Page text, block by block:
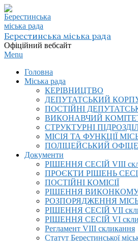
Skip
to
content
Берестинська міська рада
Офіційний вебсайт
Primary
Menu
Menu
Головна
Міська рада
КЕРІВНИЦТВО
ДЕПУТАТСЬКИЙ
ПОСТІЙНІ
ВИКОНАВЧИЙ
СТРУКТУРНІ
МІСІЯ ТА ФУНКЦІЇ
ПОЛІЦЕЙСЬКИЙ
Документи
РІШЕННЯ СЕСІЙ VIІI
ПРОЄКТИ РІШЕНЬ
ПОСТІЙНІ КОМІСІЇ
РІШЕННЯ
РОЗПОРЯДЖЕННЯ
РІШЕННЯ СЕСІЙ VII
РІШЕННЯ СЕСІЙ VI
Регламент VIІI скликання
Статут Берестинської